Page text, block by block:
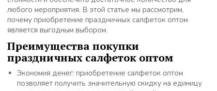
любого мероприятия. В этой статье мы рассмотрим,
почему приобретение праздничных салфеток оптом
является выгодным выбором.
Преимущества покупки
праздничных салфеток оптом
Экономия денег: приобретение салфеток оптом
позволяет получить значительную скидку на единицу